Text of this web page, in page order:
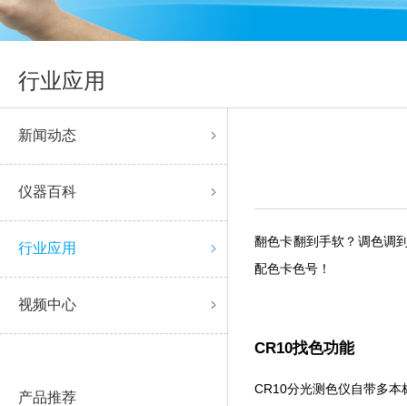
行业应用
新闻动态
仪器百科
行业应用
视频中心
产品推荐
翻色卡翻到手软？调色调
配色卡色号！
CR10找色功能
CR10分光测色仪自带多本标